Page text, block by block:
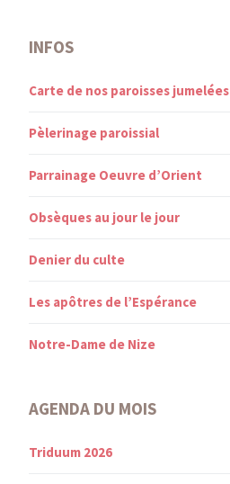
INFOS
Carte de nos paroisses jumelées
Pèlerinage paroissial
Parrainage Oeuvre d’Orient
Obsèques au jour le jour
Denier du culte
Les apôtres de l’Espérance
Notre-Dame de Nize
AGENDA DU MOIS
Triduum 2026